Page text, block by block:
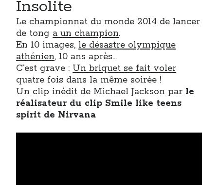
Insolite
Le championnat du monde 2014 de lancer
de tong a un champion.
En 10 images,le désastre olympique
athénien, 10 ans après…
C’est grave : Un briquet se fait voler
quatre fois dans la même soirée !
Un clip inédit de Michael Jackson par le
réalisateur du clip Smile like teens
spirit de Nirvana